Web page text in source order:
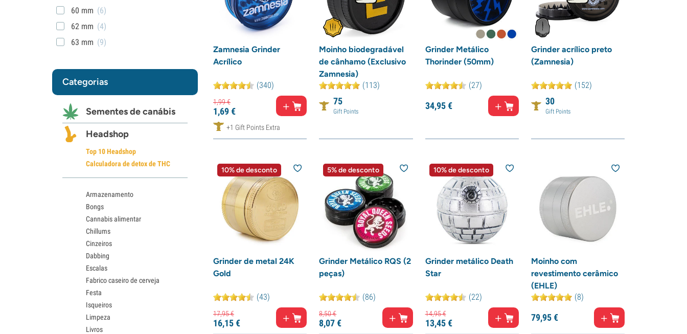
Zamnesia Grinder
Acrílico
(340)
1,99€
1,69€
+1 Gift Points Extra
Moinho biodegradável
de cânhamo (Exclusivo
Zamnesia)
(113)
75
Gift Points
Grinder Metálico
Thorinder (50mm)
(27)
34,95€
Grinder acrílico preto
(Zamnesia)
(152)
30
Gift Points
10% de desconto
Grinder de metal 24K
Gold
(43)
17,95€
16,15€
5% de desconto
Grinder Metálico RQS (2
peças)
(86)
8,50€
8,07€
10% de desconto
Grinder metálico Death
Star
(22)
14,95€
13,45€
Moinho com
revestimento cerâmico
(EHLE)
(8)
79,95€
60 mm (6)
62 mm (4)
63 mm (9)
90mm
Categorias
Sementes de canábis
Headshop
Top 10 Headshop
Calculadora de detox de THC
Armazenamento
Bongs
Cannabis alimentar
Chillums
Cinzeiros
Dabbing
Escalas
Fabrico caseiro de cerveja
Festa
Isqueiros
Limpeza
Livros